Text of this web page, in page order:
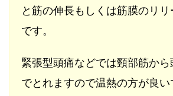
と筋の伸長もしくは筋膜のリ
です。
緊張型頭痛などでは頸部筋か
でとれますので温熱の方が良